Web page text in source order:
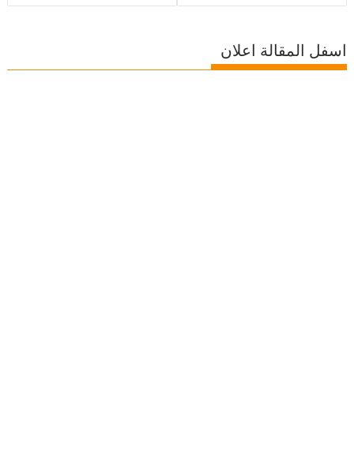
اسفل المقالة اعلان